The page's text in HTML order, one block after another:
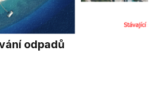
odpadů